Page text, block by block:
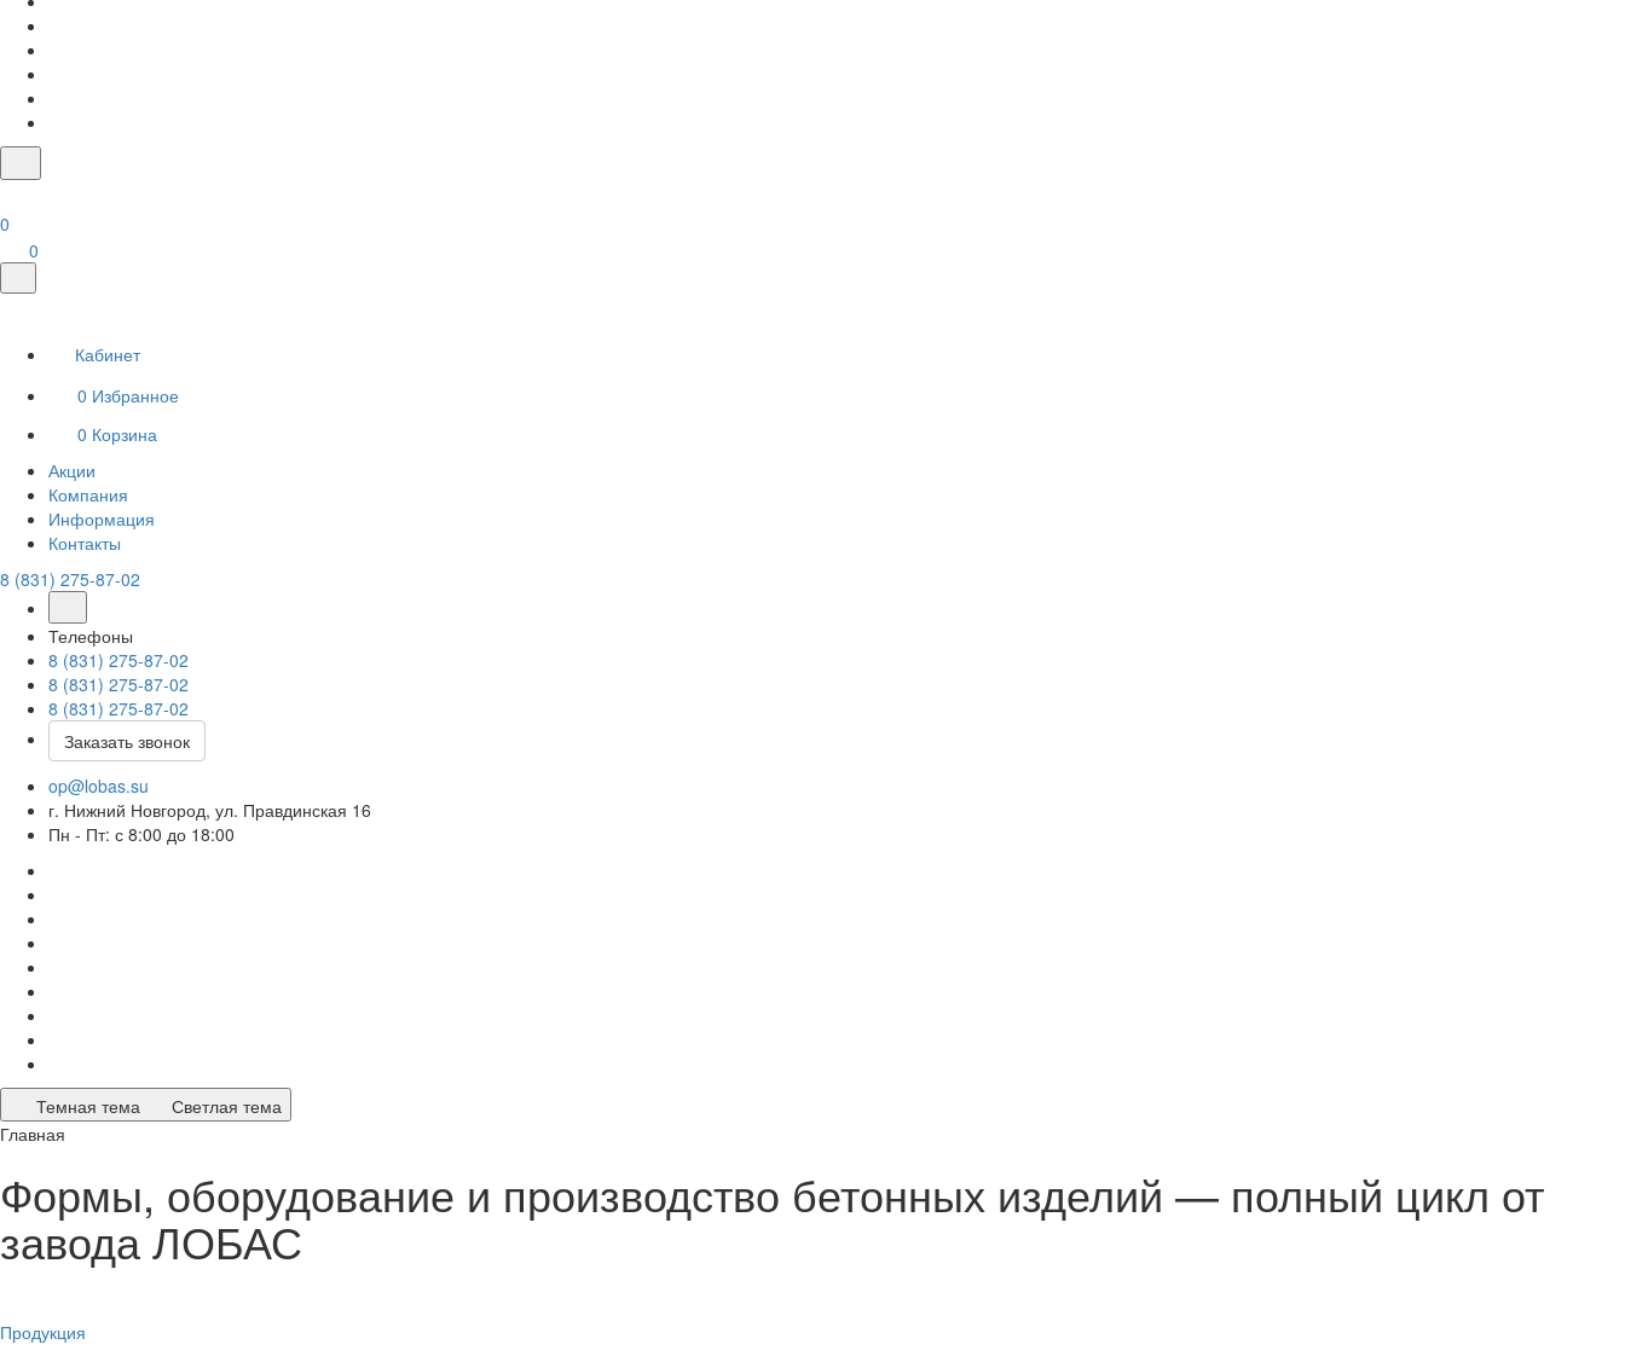
0
0
Кабинет
0 Избранное
0 Корзина
Акции
Компания
Информация
Контакты
8 (831) 275-87-02
Телефоны
8 (831) 275-87-02
8 (831) 275-87-02
8 (831) 275-87-02
Заказать звонок
op@lobas.su
г. Нижний Новгород, ул. Правдинская 16
Пн - Пт: с 8:00 до 18:00
Темная тема
Светлая тема
Главная
Формы, оборудование и производство бетонных изделий — полный цикл от
завода ЛОБАС
Продукция